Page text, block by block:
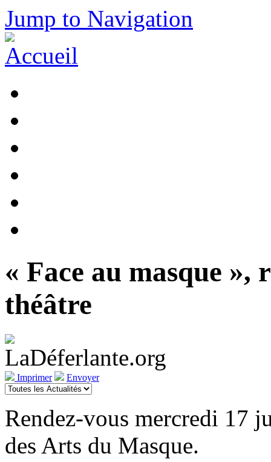
Jump to Navigation
« Face au masque »,
théâtre
Imprimer Envoyer
Rendez-vous mercredi 17
des Arts du Masque.